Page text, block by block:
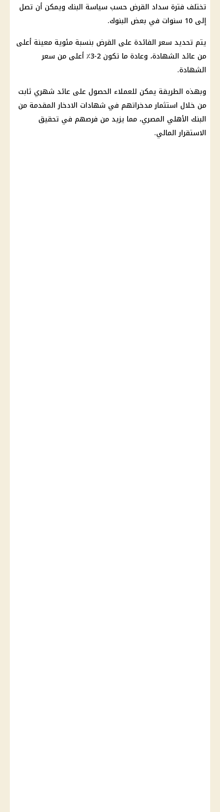
تختلف فترة سداد القرض حسب سياسة البنك ويمكن أن تصل
إلى 10 سنوات في بعض البنوك.
يتم تحديد سعر الفائدة على القرض بنسبة مئوية معينة أعلى
من عائد الشهادة، وعادة ما تكون 2-3٪ أعلى من سعر
الشهادة.
وبهذه الطريقة يمكن للعملاء الحصول على عائد شهري ثابت
من خلال استثمار مدخراتهم في شهادات الادخار المقدمة من
البنك الأهلي المصري، مما يزيد من فرصهم في تحقيق
الاستقرار المالي.